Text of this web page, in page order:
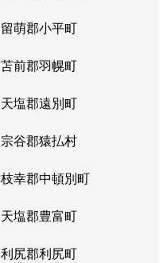
留萌郡小平町
苫前郡羽幌町
天塩郡遠別町
宗谷郡猿払村
枝幸郡中頓別町
天塩郡豊富町
利尻郡利尻町